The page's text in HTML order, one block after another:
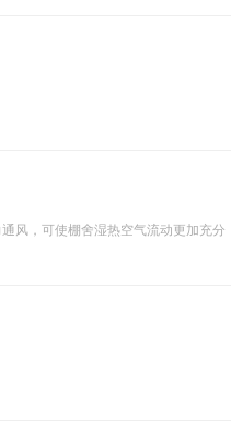
风，可使棚舍湿热空气流动更加充分